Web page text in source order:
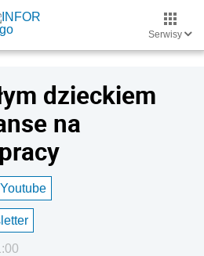
Serwisy
dzieckiem
na